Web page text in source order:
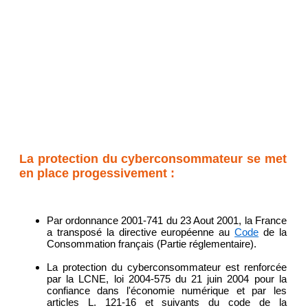
La protection du cyberconsommateur se met
en place progessivement :
Par ordonnance 2001-741 du 23 Aout 2001, la France
a transposé la directive européenne auCode de la
Consommation français (Partie réglementaire).
La protection du cyberconsommateur est renforcée
par la LCNE, loi 2004-575 du 21 juin 2004 pour la
confiance dans l'économie numérique et par les
articles L. 121-16 et suivants du code de la